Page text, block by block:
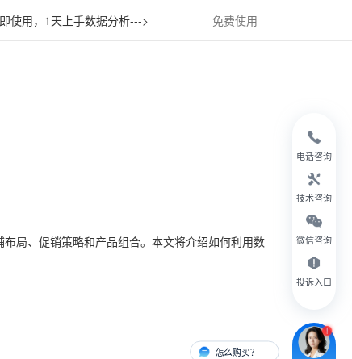
使用，1天上手数据分析---> 免费使用
局、促销策略和产品组合。本文将介绍如何利用数
电话咨询
技术咨询
微信咨询
投诉入口
怎么购买？ 有人对接